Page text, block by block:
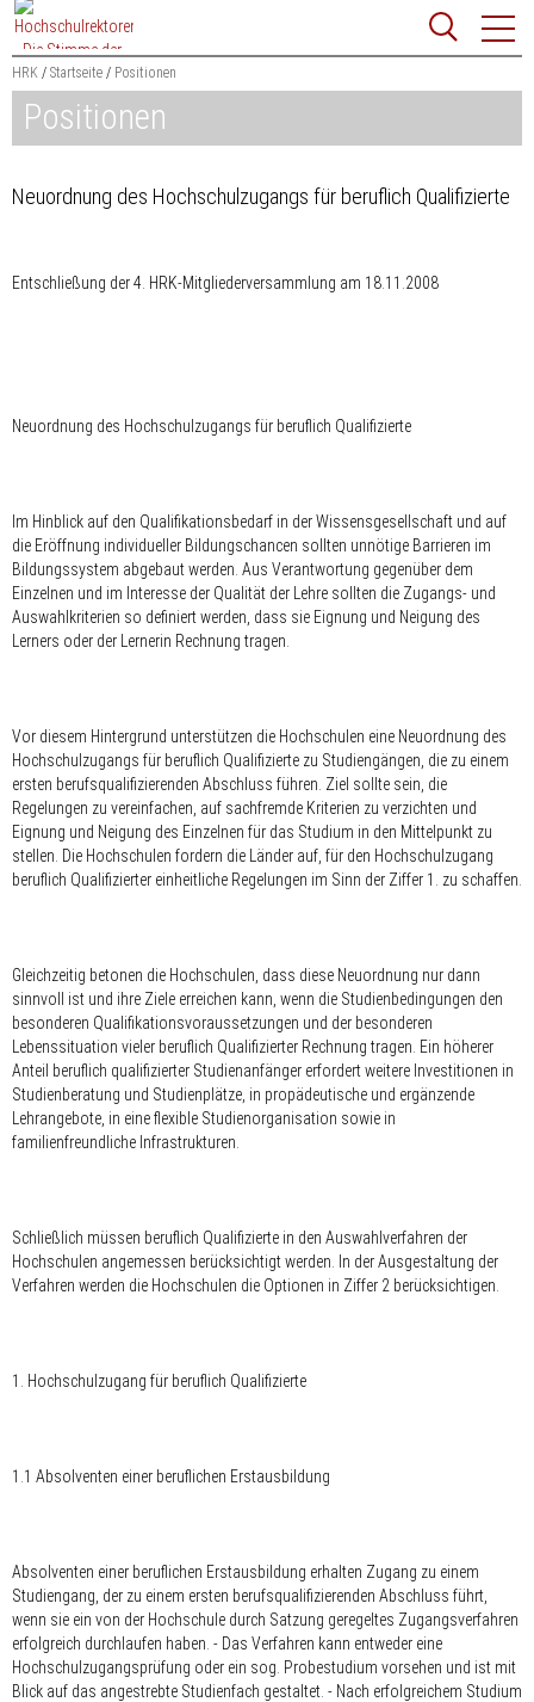
Zum
Content
springen
Suchbegriff
Suchen
HRK Startseite Positionen
Positionen
Neuordnung des Hochschulzugangs für beruflich Qualifizierte
Entschließung der 4. HRK-Mitgliederversammlung am 18.11.2008
Neuordnung des Hochschulzugangs für beruflich Qualifizierte
Im Hinblick auf den Qualifikationsbedarf in der Wissensgesellschaft und auf
die Eröffnung individueller Bildungschancen sollten unnötige Barrieren im
Bildungssystem abgebaut werden. Aus Verantwortung gegenüber dem
Einzelnen und im Interesse der Qualität der Lehre sollten die Zugangs- und
Auswahlkriterien so definiert werden, dass sie Eignung und Neigung des
Lerners oder der Lernerin Rechnung tragen.
Vor diesem Hintergrund unterstützen die Hochschulen eine Neuordnung des
Hochschulzugangs für beruflich Qualifizierte zu Studiengängen, die zu einem
ersten berufsqualifizierenden Abschluss führen. Ziel sollte sein, die
Regelungen zu vereinfachen, auf sachfremde Kriterien zu verzichten und
Eignung und Neigung des Einzelnen für das Studium in den Mittelpunkt zu
stellen. Die Hochschulen fordern die Länder auf, für den Hochschulzugang
beruflich Qualifizierter einheitliche Regelungen im Sinn der Ziffer 1. zu schaffen.
Gleichzeitig betonen die Hochschulen, dass diese Neuordnung nur dann
sinnvoll ist und ihre Ziele erreichen kann, wenn die Studienbedingungen den
besonderen Qualifikationsvoraussetzungen und der besonderen
Lebenssituation vieler beruflich Qualifizierter Rechnung tragen. Ein höherer
Anteil beruflich qualifizierter Studienanfänger erfordert weitere Investitionen in
Studienberatung und Studienplätze, in propädeutische und ergänzende
Lehrangebote, in eine flexible Studienorganisation sowie in
familienfreundliche Infrastrukturen.
Schließlich müssen beruflich Qualifizierte in den Auswahlverfahren der
Hochschulen angemessen berücksichtigt werden. In der Ausgestaltung der
Verfahren werden die Hochschulen die Optionen in Ziffer 2 berücksichtigen.
1. Hochschulzugang für beruflich Qualifizierte
1.1 Absolventen einer beruflichen Erstausbildung
Absolventen einer beruflichen Erstausbildung erhalten Zugang zu einem
Studiengang, der zu einem ersten berufsqualifizierenden Abschluss führt,
wenn sie ein von der Hochschule durch Satzung geregeltes Zugangsverfahren
erfolgreich durchlaufen haben. - Das Verfahren kann entweder eine
Hochschulzugangsprüfung oder ein sog. Probestudium vorsehen und ist mit
Blick auf das angestrebte Studienfach gestaltet. - Nach erfolgreichem Studium